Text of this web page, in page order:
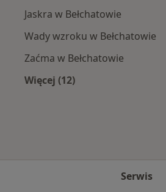
Jaskra w Bełchatowie
Wady wzroku w Bełchatowie
Zaćma w Bełchatowie
Więcej (12)
Serwis